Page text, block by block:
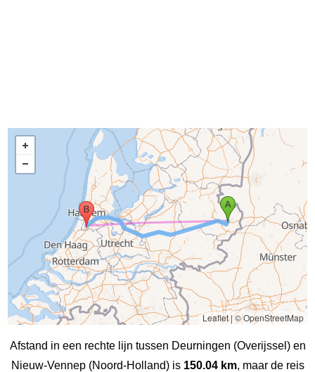
Leaflet|© OpenStreetMap
Afstand in een rechte lijn tussen Deurningen (Overijssel) en
Nieuw-Vennep (Noord-Holland) is 150.04 km, maar de reis